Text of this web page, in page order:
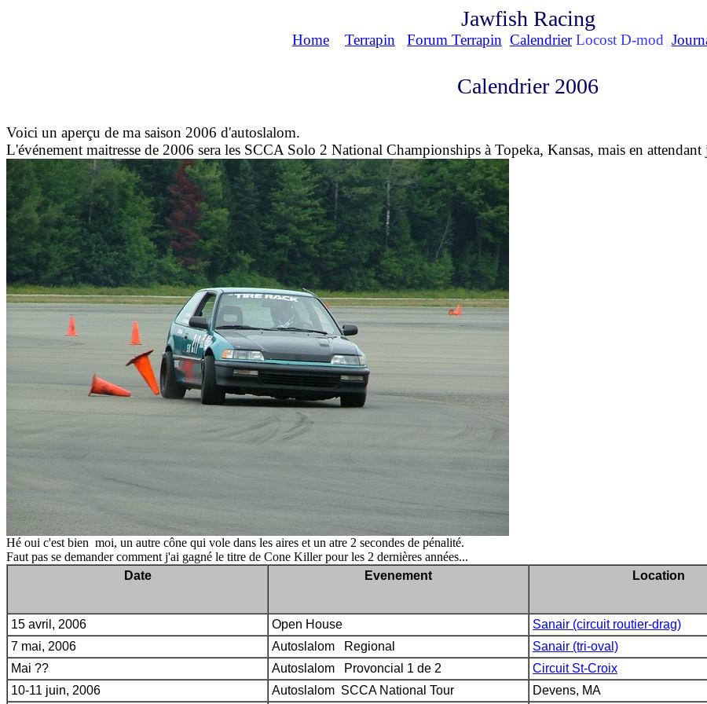
Jawfish Racing
Home Terrapin Forum Terrapin Calendrier Locost D-mod
Calendrier 2006
Voici un aperçu de ma saison 2006 d'autoslalom.
L'événement maitresse de 2006 sera les SCCA Solo 2 National Championships à Topeka, Kansas, mais en
Hé oui c'est bien moi, un autre cône qui vole dans les aires et un atre 2 secondes de pénalité.
Faut pas se demander comment j'ai gagné le titre de Cone Killer pour les 2 dernières années...
Date
Evenement Location
15 avril, 2006 Open House Sanair (circuit routier-drag)
7 mai, 2006
Autoslalom Regional Sanair (tri-oval)
Mai ??
Autoslalom Provoncial 1 de 2 Circuit St-Croix
10-11 juin, 2006
Autoslalom SCCA National Tour Devens, MA